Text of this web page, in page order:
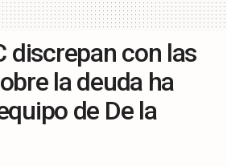
discrepan con las
la deuda ha
de De la